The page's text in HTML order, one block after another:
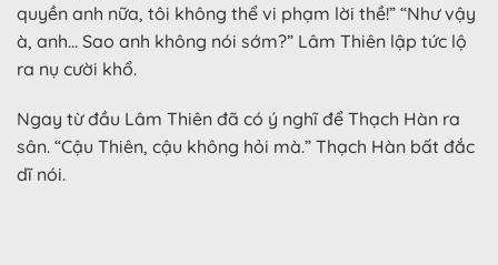
quyền anh nữa, tôi không thể vi phạm lời thề!” “Như vậy
à, anh… Sao anh không nói sớm?” Lâm Thiên lập tức lộ
ra nụ cười khổ.
Ngay từ đầu Lâm Thiên đã có ý nghĩ để Thạch Hàn ra
sân. “Cậu Thiên, cậu không hỏi mà.” Thạch Hàn bất đắc
dĩ nói.